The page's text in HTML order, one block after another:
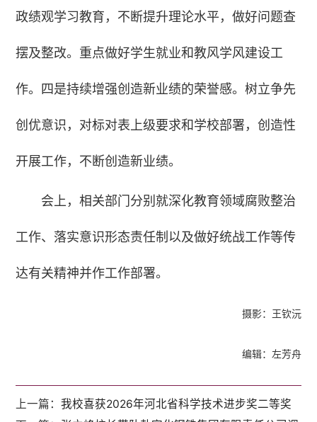
政绩观学习教育，不断提升理论水平，做好问题查
摆及整改。重点做好学生就业和教风学风建设工
作。四是持续增强创造新业绩的荣誉感。树立争先
创优意识，对标对表上级要求和学校部署，创造性
开展工作，不断创造新业绩。
会上，相关部门分别就深化教育领域腐败整治
工作、落实意识形态责任制以及做好统战工作等传
达有关精神并作工作部署。
摄影：王钦沅
编辑：左芳舟
上一篇：我校喜获2026年河北省科学技术进步奖二等奖